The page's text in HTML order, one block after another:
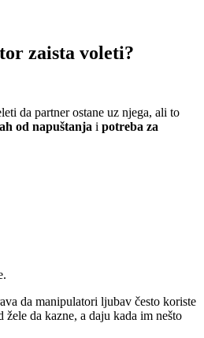
zaista voleti?
da partner ostane uz njega, ali to
od napuštanja i potreba za
da manipulatori ljubav često koriste
da kazne, a daju kada im nešto